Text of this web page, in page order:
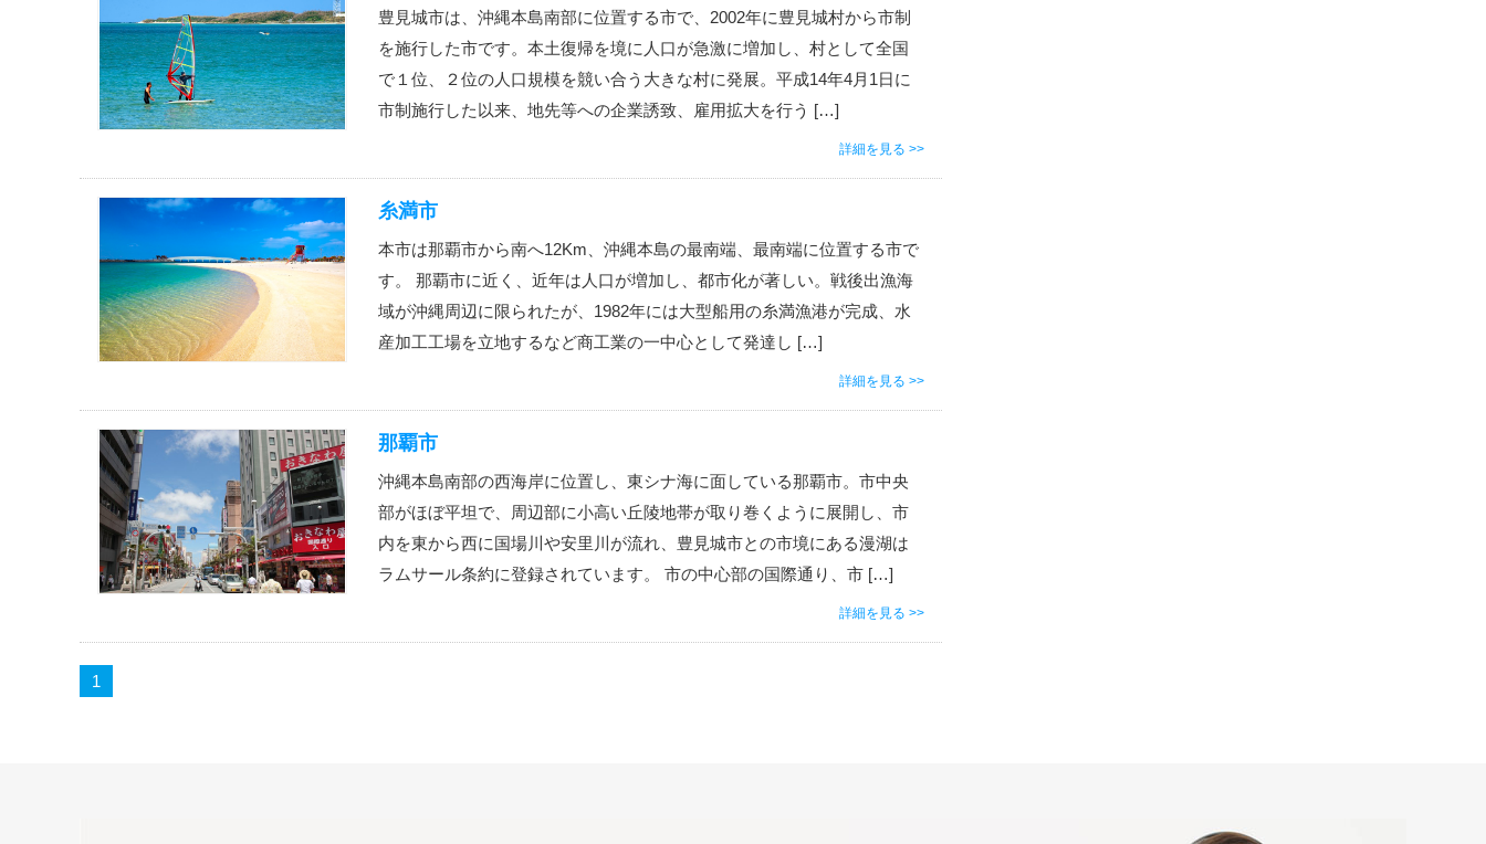
豊見城市は、沖縄本島南部に位置する市で、2002年に豊見城村から市制
を施行した市です。本土復帰を境に人口が急激に増加し、村として全国
で１位、２位の人口規模を競い合う大きな村に発展。平成14年4月1日に
市制施行した以来、地先等への企業誘致、雇用拡大を行う […]
詳細を見る >>
糸満市
本市は那覇市から南へ12Km、沖縄本島の最南端、最南端に位置する市で
す。 那覇市に近く、近年は人口が増加し、都市化が著しい。戦後出漁海
域が沖縄周辺に限られたが、1982年には大型船用の糸満漁港が完成、水
産加工工場を立地するなど商工業の一中心として発達し […]
詳細を見る >>
那覇市
沖縄本島南部の西海岸に位置し、東シナ海に面している那覇市。市中央
部がほぼ平坦で、周辺部に小高い丘陵地帯が取り巻くように展開し、市
内を東から西に国場川や安里川が流れ、豊見城市との市境にある漫湖は
ラムサール条約に登録されています。 市の中心部の国際通り、市 […]
詳細を見る >>
1